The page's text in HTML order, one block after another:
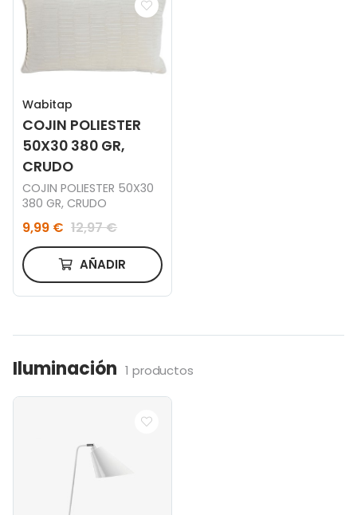
Wabitap
COJIN POLIESTER
50X30 380 GR,
CRUDO
COJIN POLIESTER 50X30
380 GR, CRUDO
9,99 € 12,97 €
AÑADIR
Iluminación 1 productos